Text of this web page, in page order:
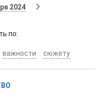
2024
по:
важности сюжету